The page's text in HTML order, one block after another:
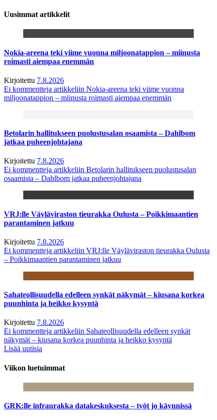
Uusimmat artikkelit
Nokia-areena teki viime vuonna miljoonatappion – miinusta
roimasti aiempaa enemmän
Kirjoitettu 7.8.2026
Ei kommentteja artikkeliin Nokia-areena teki viime vuonna
miljoonatappion – miinusta roimasti aiempaa enemmän
Betolarin hallitukseen puolustusalan osaamista – Dahlbom
jatkaa puheenjohtajana
Kirjoitettu 7.8.2026
Ei kommentteja artikkeliin Betolarin hallitukseen puolustusalan
osaamista – Dahlbom jatkaa puheenjohtajana
VRJ:lle Väyläviraston tieurakka Oulusta – Poikkimaantien
parantaminen jatkuu
Kirjoitettu 7.8.2026
Ei kommentteja artikkeliin VRJ:lle Väyläviraston tieurakka Oulusta
– Poikkimaantien parantaminen jatkuu
Sahateollisuudella edelleen synkät näkymät – kiusana korkea
puunhinta ja heikko kysyntä
Kirjoitettu 7.8.2026
Ei kommentteja artikkeliin Sahateollisuudella edelleen synkät
näkymät – kiusana korkea puunhinta ja heikko kysyntä
Lisää uutisia
Viikon luetuimmat
GRK:lle infraurakka datakeskuksesta – työt jo käynnissä